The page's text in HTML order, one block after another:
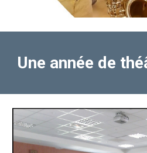
Une année de